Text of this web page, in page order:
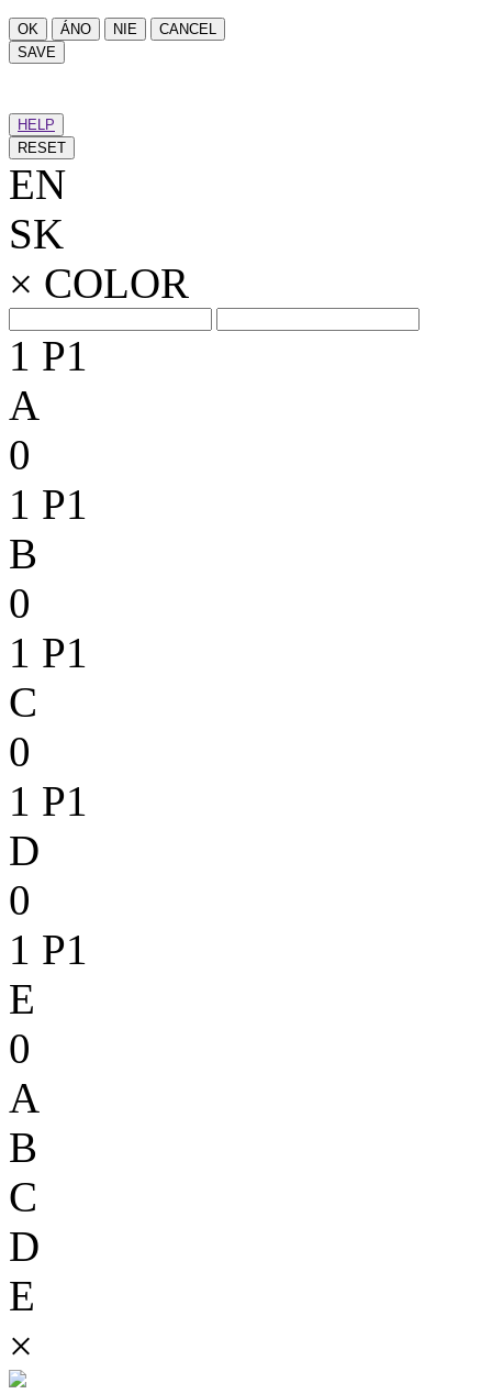
OK ÁNO NIE
CANCEL
SAVE
HELP
RESET
EN
SK
× COLOR
1 P1
A
0
1 P1
B
0
1 P1
C
0
1 P1
D
0
1 P1
E
0
A
B
C
D
E
×